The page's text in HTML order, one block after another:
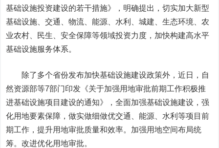
基础设施投资建设的若干措施》，明确提出，切实加大新型
基础设施、交通、物流、能源、水利、城建、生态环境、农
业农村、民生、安全保障等领域投资力度，加快构建高水平
基础设施服务体系。
除了多个省份发布加快基础设施建设政策外，近日，自
然资源部等7部门印发《关于加强用地审批前期工作积极推
进基础设施项目建设的通知》，全面加强基础设施建设，强
化用地要素保障，做实做细做优交通、能源、水利等项目前
期工作，提升用地审批质量和效率。加强用地空间布局统
筹。改进优化用地审批。